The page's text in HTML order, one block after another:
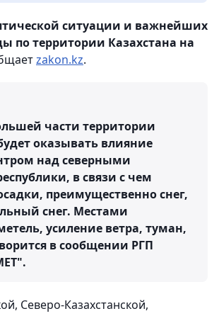
ситуации и важнейших
по территории Казахстана на
zakon.kz.
части территории
оказывать влияние
над северными
в связи с чем
преимущественно снег,
снег. Местами
усиление ветра, туман,
в сообщении РГП
Северо-Казахстанской,